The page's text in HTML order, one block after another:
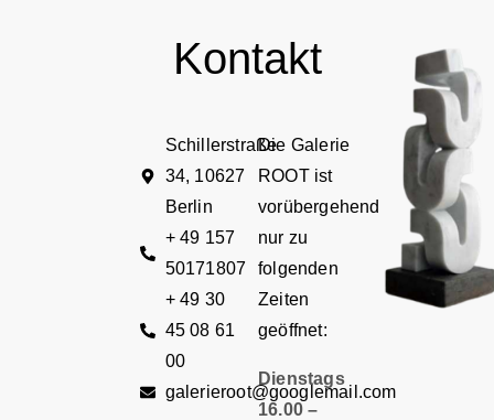
Kontakt
Schillerstraße
34, 10627
Berlin
+ 49 157
50171807
+ 49 30
45 08 61
00
galerieroot@googlemail.com
Die Galerie
ROOT ist
vorübergehend
nur zu
folgenden
Zeiten
geöffnet:
Dienstags
16.00 –